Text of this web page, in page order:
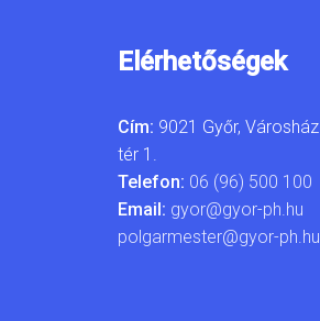
Elérhetőségek
Cím: 9021 Győr, Városház
tér 1.
Telefon: 06 (96) 500 100
Email: gyor@gyor-ph.hu
polgarmester@gyor-ph.hu